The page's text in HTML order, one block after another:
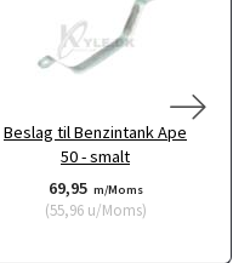
Beslag til Benzintank Ape
50 - smalt
69,95 m/Moms
(55,96u/Moms)